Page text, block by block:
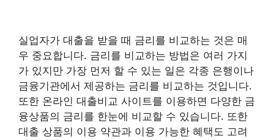
실업자가 대출을 받을 때 금리를 비교하는 것은 매
우 중요합니다. 금리를 비교하는 방법은 여러 가지
가 있지만 가장 먼저 할 수 있는 일은 각종 은행이나
금융기관에서 제공하는 금리를 비교하는 것입니다.
또한 온라인 대출비교 사이트를 이용하면 다양한 금
융상품의 금리를 한눈에 비교할 수 있습니다. 또한
대출 상품의 이용 약관과 이용 가능한 혜택도 고려